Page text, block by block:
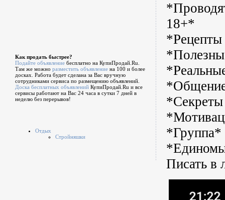
Как продать быстрее?
Подайте объявление бесплатно на КупиПродай.Ru.
Там же можно разместить объявление на 100 и более
досках. Работа будет сделана за Вас вручную
сотрудниками сервиса по размещению объявлений.
Доска бесплатных объявлений КупиПродай.Ru и все
сервисы работают на Вас 24 часа в сутки 7 дней в
неделю без перерывов!
Отдых
Стройняшки
18+*
*Секреты
*Группа*
Писать в